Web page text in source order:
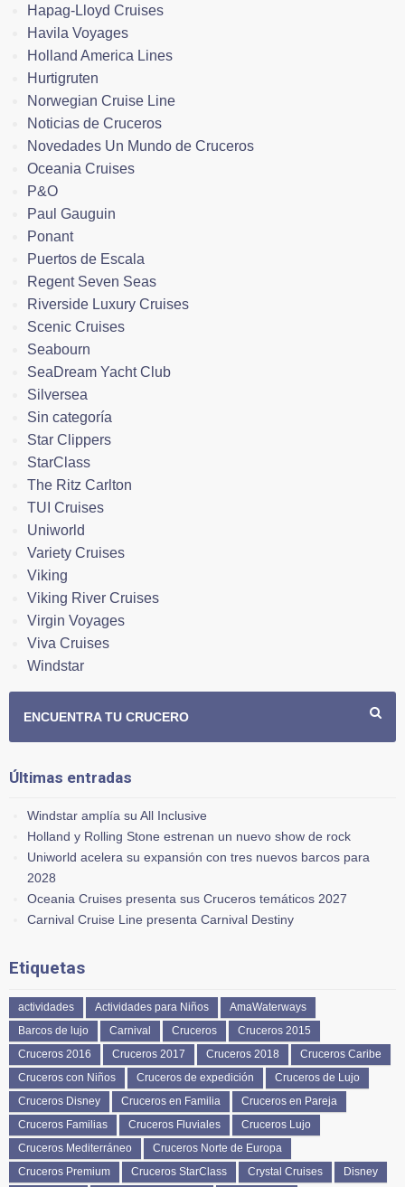
Hapag-Lloyd Cruises
Havila Voyages
Holland America Lines
Hurtigruten
Norwegian Cruise Line
Noticias de Cruceros
Novedades Un Mundo de Cruceros
Oceania Cruises
P&O
Paul Gauguin
Ponant
Puertos de Escala
Regent Seven Seas
Riverside Luxury Cruises
Scenic Cruises
Seabourn
SeaDream Yacht Club
Silversea
Sin categoría
Star Clippers
StarClass
The Ritz Carlton
TUI Cruises
Uniworld
Variety Cruises
Viking
Viking River Cruises
Virgin Voyages
Viva Cruises
Windstar
ENCUENTRA TU CRUCERO
Últimas entradas
Windstar amplía su All Inclusive
Holland y Rolling Stone estrenan un nuevo show de rock
Uniworld acelera su expansión con tres nuevos barcos para
2028
Oceania Cruises presenta sus Cruceros temáticos 2027
Carnival Cruise Line presenta Carnival Destiny
Etiquetas
actividades Actividades para Niños
AmaWaterways
Barcos de lujo
Carnival Cruceros
Cruceros 2015
Cruceros 2016
Cruceros 2017 Cruceros 2018
Cruceros Caribe
Cruceros con Niños
Cruceros de expedición
Cruceros de Lujo
Cruceros Disney
Cruceros en Familia
Cruceros en Pareja
Cruceros Familias
Cruceros Fluviales
Cruceros Lujo
Cruceros Mediterráneo
Cruceros Norte de Europa
Cruceros Premium
Cruceros StarClass Crystal Cruises
Disney